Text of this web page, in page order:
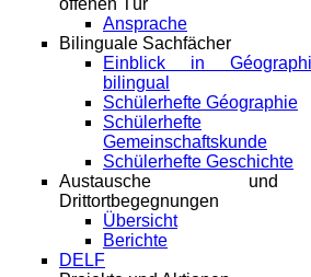
offenen Tür
Ansprache
Bilinguale Sachfächer
Einblick in
bilingual
Schülerhefte Géographie
Schülerhefte
Gemeinschaftskunde
Schülerhefte Geschichte
Austausche und
Drittortbegegnungen
Übersicht
Berichte
DELF